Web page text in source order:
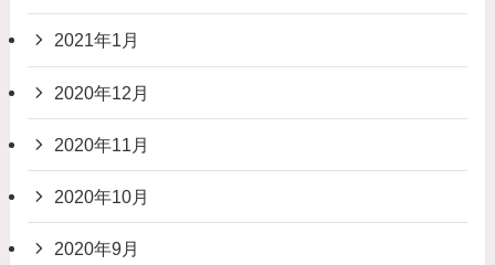
2021年1月
2020年12月
2020年11月
2020年10月
2020年9月